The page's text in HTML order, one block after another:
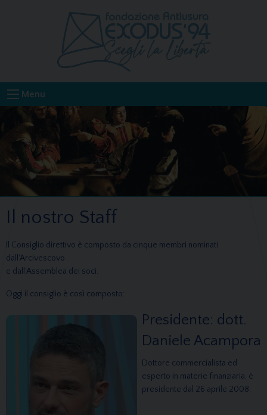
Menu
Il nostro Staff
Il Consiglio direttivo è composto da cinque membri nominati
dall'Arcivescovo
e dall'Assemblea dei soci.
Oggi il consiglio è così composto:
Presidente: dott.
Daniele Acampora
Dottore commercialista ed
esperto in materie finanziaria, è
presidente dal 26 aprile 2008.